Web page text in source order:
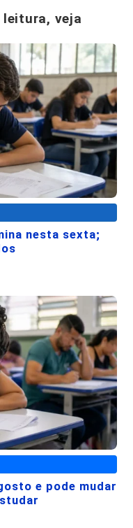
veja
nesta sexta;
e pode mudar